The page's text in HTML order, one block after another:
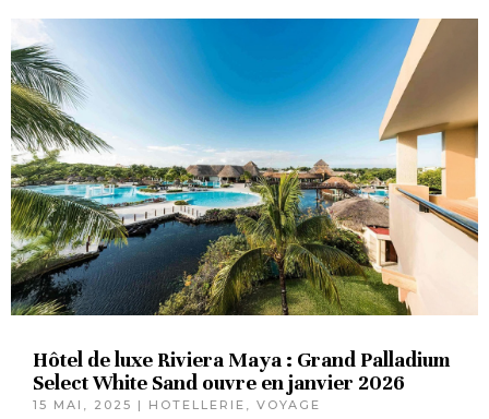
Hôtel de luxe Riviera Maya : Grand Palladium
Select White Sand ouvre en janvier 2026
15 MAI, 2025 | HOTELLERIE ,VOYAGE